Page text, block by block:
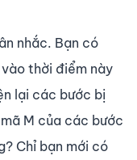
nhắc. Bạn có
thời điểm này
lại các bước bị
M của các bước
Chỉ bạn mới có